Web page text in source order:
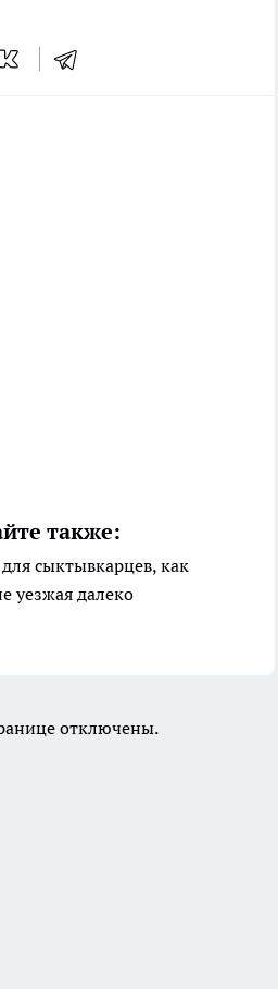
также:
сыктывкарцев, как
уезжая далеко
отключены.